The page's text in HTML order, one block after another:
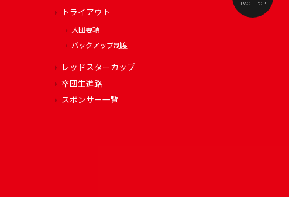
PAGE TOP
トライアウト
入団要項
バックアップ制度
レッドスターカップ
卒団生進路
スポンサー一覧